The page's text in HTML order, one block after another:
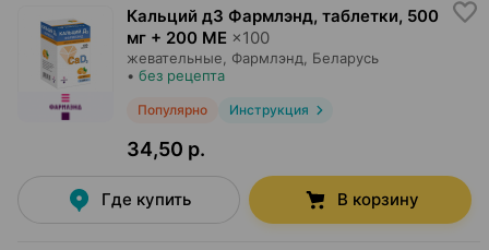
Кальций д3 Фармлэнд, таблетки, 500
мг + 200 МЕ ×100
жевательные, Фармлэнд , Беларусь
• без рецепта
Популярно Инструкция
34,50 р.
Где купить В корзину